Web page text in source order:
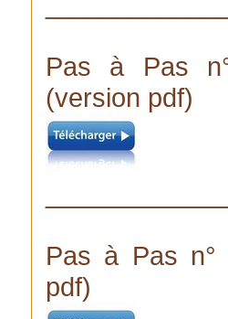
Pas à Pas
(version pdf)
Pas à Pas n°
pdf)